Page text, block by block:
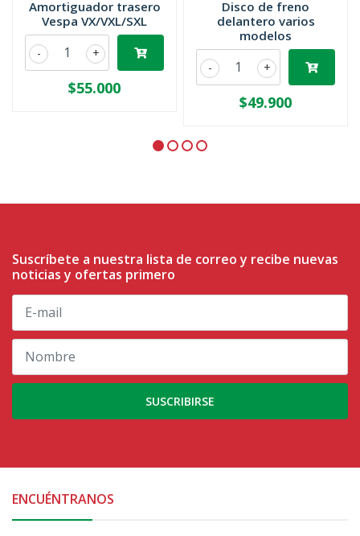
Amortiguador trasero
Vespa VX/VXL/SXL
+
-
$55.000
Disco de freno
delantero varios
modelos
+
-
$49.900
Suscríbete a nuestra lista de correo y recibe nuevas
noticias y ofertas primero
SUSCRIBIRSE
ENCUÉNTRANOS